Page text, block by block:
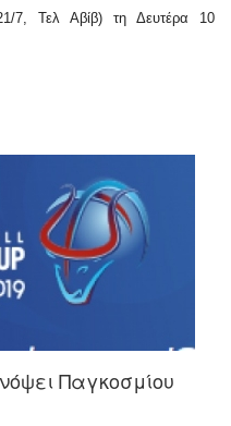
7, Τελ Αβίβ) τη Δευτέρα 10
Παγκοσμίου